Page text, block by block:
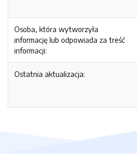
Osoba, która wytworzyła
informację lub odpowiada za treść
informacji:
Ostatnia aktualizacja: